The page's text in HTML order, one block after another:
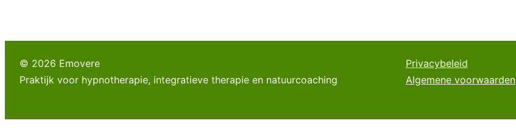
© 2026 Emovere
Praktijk voor hypnotherapie, integratieve therapie en natuurcoaching
Privacybeleid
Algemene voorwaarden